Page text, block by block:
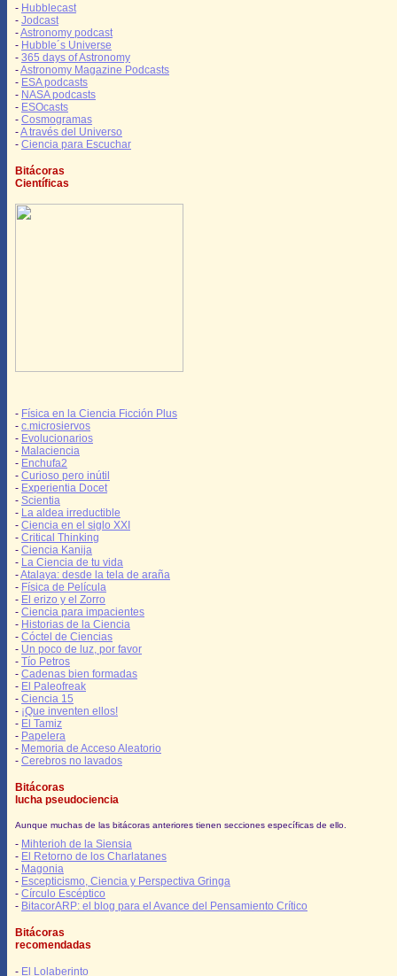
- Hubblecast
- Jodcast
-Astronomy podcast
- Hubble´s Universe
- 365 days of Astronomy
-Astronomy Magazine Podcasts
- ESA podcasts
- NASA podcasts
- ESOcasts
- Cosmogramas
-A través del Universo
- Ciencia para Escuchar
Bitácoras
Científicas
- Física en la Ciencia Ficción Plus
- c.microsiervos
- Evolucionarios
- Malaciencia
- Enchufa2
- Curioso pero inútil
- Experientia Docet
- Scientia
- La aldea irreductible
- Ciencia en el siglo XXI
- Critical Thinking
- Ciencia Kanija
- La Ciencia de tu vida
-Atalaya: desde la tela de araña
- Física de Película
- El erizo y el Zorro
- Ciencia para impacientes
- Historias de la Ciencia
- Cóctel de Ciencias
- Un poco de luz, por favor
- Tío Petros
- Cadenas bien formadas
- El Paleofreak
- Ciencia 15
- ¡Que inventen ellos!
- El Tamiz
- Papelera
- Memoria de Acceso Aleatorio
- Cerebros no lavados
Bitácoras
lucha pseudociencia
Aunque muchas de las bitácoras anteriores tienen secciones específicas de ello.
- Mihterioh de la Siensia
- El Retorno de los Charlatanes
- Magonia
- Escepticismo, Ciencia y Perspectiva Gringa
- Círculo Escéptico
- BitacorARP: el blog para el Avance del Pensamiento Crítico
Bitácoras
recomendadas
- El Lolaberinto